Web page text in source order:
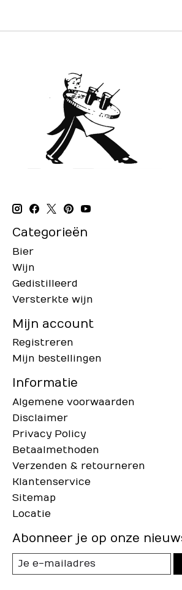
Categorieën
Bier
Wijn
Gedistilleerd
Versterkte wijn
Mijn account
Registreren
Mijn bestellingen
Informatie
Algemene voorwaarden
Disclaimer
Privacy Policy
Betaalmethoden
Verzenden & retourneren
Klantenservice
Sitemap
Locatie
Abonneer je op onze